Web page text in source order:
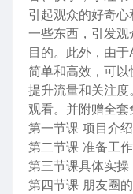
引起观众的好奇
一些东西，引发
目的。此外，由
简单和高效，可
提升流量和关注
观看。并附赠全套
第一节课 项目介绍
第二节课 准备工作
第三节课具体实操
第四节课 朋友圈